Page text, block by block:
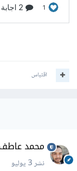
اقتباس
محمد عاطف25
نشر3 يوليو